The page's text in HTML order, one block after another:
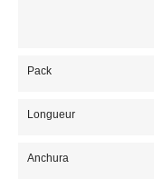
Pack
Longueur
Anchura